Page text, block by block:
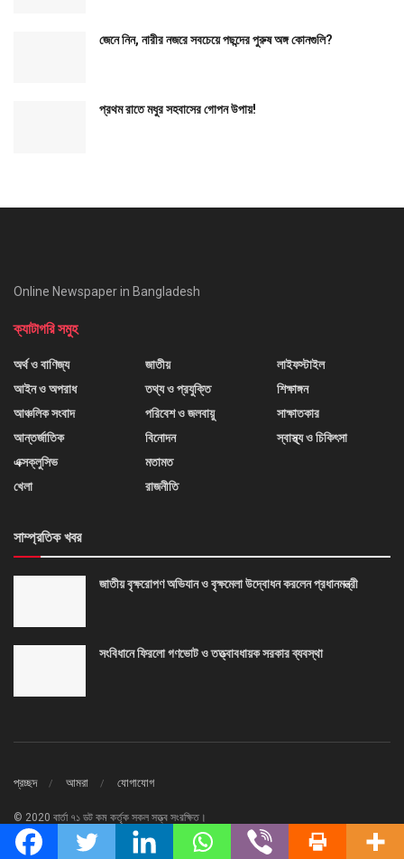
জেনে নিন, নারীর নজরে সবচেয়ে পছন্দের পুরুষ অঙ্গ কোনগুলি?
প্রথম রাতে মধুর সহবাসের গোপন উপায়!
Online Newspaper in Bangladesh
ক্যাটাগরি সমুহ
অর্থ ও বাণিজ্য
আইন ও অপরাধ
আঞ্চলিক সংবাদ
আন্তর্জাতিক
এক্সক্লুসিভ
খেলা
জাতীয়
তথ্য ও প্রযুক্তি
পরিবেশ ও জলবায়ু
বিনোদন
মতামত
রাজনীতি
লাইফস্টাইল
শিক্ষাঙ্গন
সাক্ষাতকার
স্বাস্থ্য ও চিকিৎসা
সাম্প্রতিক খবর
জাতীয় বৃক্ষরোপণ অভিযান ও বৃক্ষমেলা উদ্বোধন করলেন প্রধানমন্ত্রী
সংবিধানে ফিরলো গণভোট ও তত্ত্বাবধায়ক সরকার ব্যবস্থা
প্রচ্ছদ আমরা যোগাযোগ
© 2020 বার্তা ৭১ ডট কম কর্তৃক সকল সত্ত্ব সংরক্ষিত।